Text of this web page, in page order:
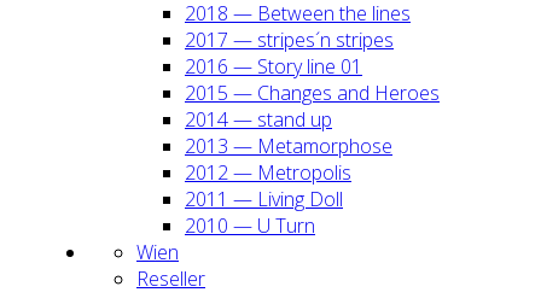
2018 — Bet­ween the lines
2017 — stripes´n stripes
2016 — Sto­ry line 01
2015 — Chan­ges and Heroes
2014 — stand up
2013 — Meta­mor­pho­se
2012 — Metro­po­lis
2011 — Living Doll
2010 — U Turn
Wien
Resel­ler